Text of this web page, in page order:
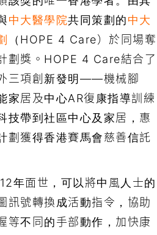
中大醫學院共同策劃的中大
（HOPE 4 Care）於同場奪
劃獎。HOPE 4 Care結合了
三項創新發明——機械腳
家居及中心AR復康指導訓練
技帶到社區中心及家居，惠
劃獲得香港賽馬會慈善信託
年面世，可以將中風人士的
訊號轉換成活動指令，協助
等不同的手部動作，加快康